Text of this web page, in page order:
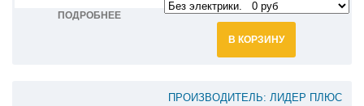
ПОДРОБНЕЕ
В КОРЗИНУ
ПРОИЗВОДИТЕЛЬ: ЛИДЕР ПЛЮС